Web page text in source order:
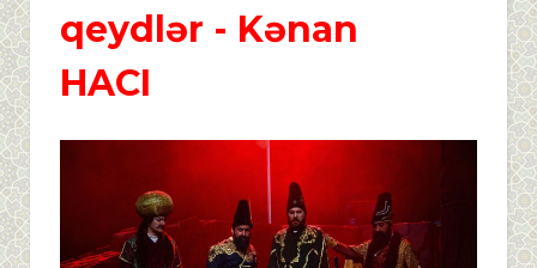
qeydlər - Kənan
HACI